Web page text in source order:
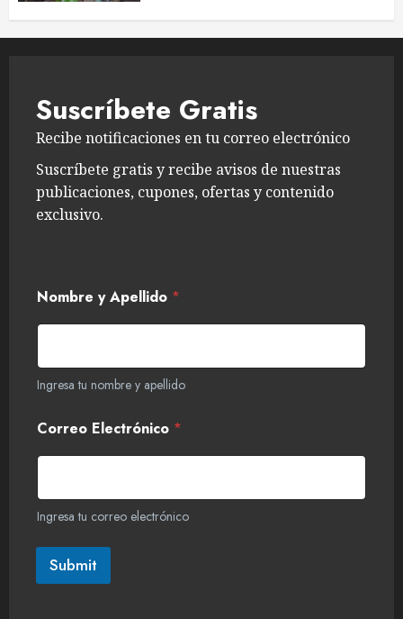
Suscríbete Gratis
Recibe notificaciones en tu correo electrónico
Suscríbete gratis y recibe avisos de nuestras
publicaciones, cupones, ofertas y contenido
exclusivo.
Nombre y Apellido *
Ingresa tu nombre y apellido
Correo Electrónico *
Ingresa tu correo electrónico
Submit